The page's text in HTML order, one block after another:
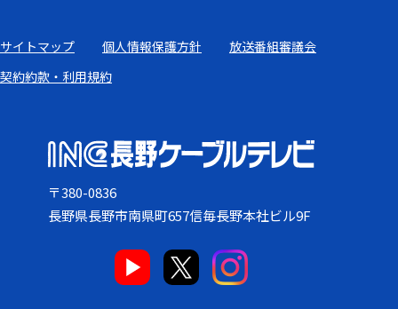
サイトマップ 個人情報保護方針
放送番組審議会
契約約款・利用規約
〒380-0836
長野県長野市南県町657信毎長野本社ビル9F